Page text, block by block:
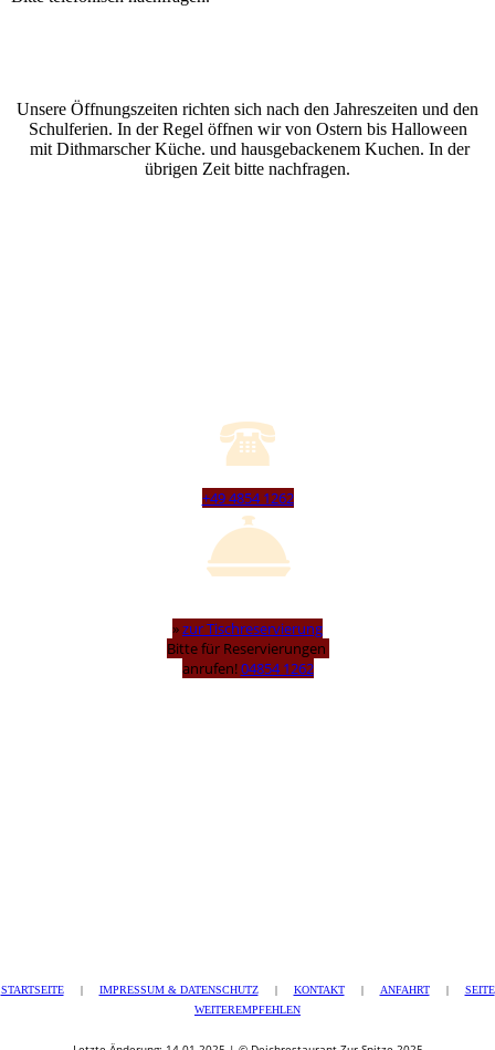
Unsere Öffnungszeiten richten sich nach den Jahreszeiten und den
Schulferien. In der Regel öffnen wir von Ostern bis Halloween
mit Dithmarscher Küche. und hausgebackenem Kuchen. In der
übrigen Zeit bitte nachfragen.
+49 4854 1262
»zur Tischreservierung
Bitte für Reservierungen
anrufen!04854 1262
STARTSEITE| IMPRESSUM & DATENSCHUTZ| KONTAKT| ANFAHRT| SEITE
WEITEREMPFEHLEN